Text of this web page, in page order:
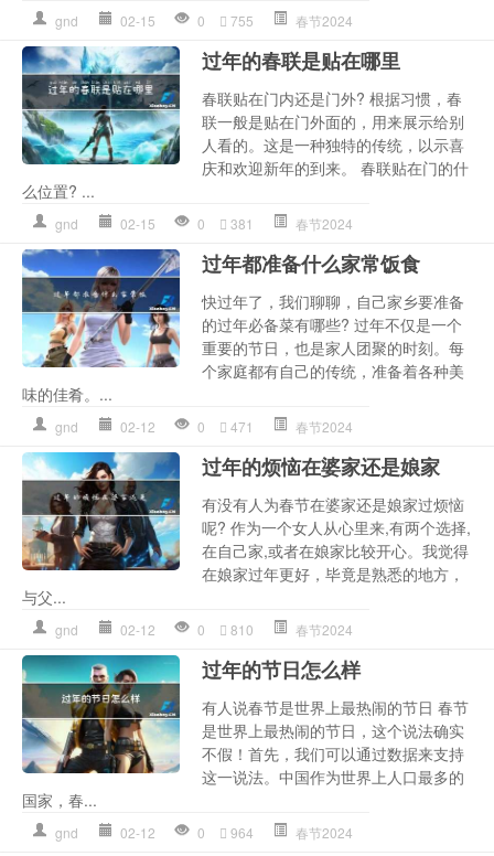
gnd 02-15 0 755 春节2024
过年的春联是贴在哪里
春联贴在门内还是门外? 根据习惯，春
联一般是贴在门外面的，用来展示给别
人看的。这是一种独特的传统，以示喜
庆和欢迎新年的到来。 春联贴在门的什
么位置? ...
gnd 02-15 0 381 春节2024
过年都准备什么家常饭食
快过年了，我们聊聊，自己家乡要准备
的过年必备菜有哪些? 过年不仅是一个
重要的节日，也是家人团聚的时刻。每
个家庭都有自己的传统，准备着各种美
味的佳肴。...
gnd 02-12 0 471 春节2024
过年的烦恼在婆家还是娘家
有没有人为春节在婆家还是娘家过烦恼
呢? 作为一个女人从心里来,有两个选择,
在自己家,或者在娘家比较开心。我觉得
在娘家过年更好，毕竟是熟悉的地方，
与父...
gnd 02-12 0 810 春节2024
过年的节日怎么样
有人说春节是世界上最热闹的节日 春节
是世界上最热闹的节日，这个说法确实
不假！首先，我们可以通过数据来支持
这一说法。中国作为世界上人口最多的
国家，春...
gnd 02-12 0 964 春节2024